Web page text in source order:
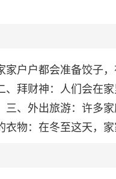
户户都会准备饺子
拜财神：人们会在
、外出旅游：许多
物：在冬至这天，家